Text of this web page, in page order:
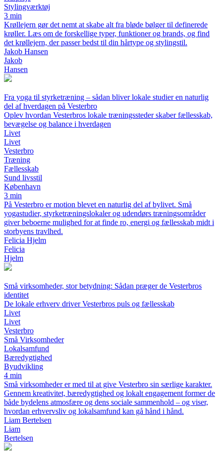
Stylingværktøj
3 min
Krøllejern gør det nemt at skabe alt fra bløde bølger til definerede
krøller. Læs om de forskellige typer, funktioner og brands, og find
det krøllejern, der passer bedst til din hårtype og stylingstil.
Jakob Hansen
Jakob
Hansen
Fra yoga til styrketræning – sådan bliver lokale studier en naturlig
del af hverdagen på Vesterbro
Oplev hvordan Vesterbros lokale træningssteder skaber fællesskab,
bevægelse og balance i hverdagen
Livet
Livet
Vesterbro
Træning
Fællesskab
Sund livsstil
København
3 min
På Vesterbro er motion blevet en naturlig del af bylivet. Små
yogastudier, styrketræningslokaler og udendørs træningsområder
giver beboerne mulighed for at finde ro, energi og fællesskab midt i
storbyens travlhed.
Felicia Hjelm
Felicia
Hjelm
Små virksomheder, stor betydning: Sådan præger de Vesterbros
identitet
De lokale erhverv driver Vesterbros puls og fællesskab
Livet
Livet
Vesterbro
Små Virksomheder
Lokalsamfund
Bæredygtighed
Byudvikling
4 min
Små virksomheder er med til at give Vesterbro sin særlige karakter.
Gennem kreativitet, bæredygtighed og lokalt engagement former de
både bydelens atmosfære og dens sociale sammenhold – og viser,
hvordan erhvervsliv og lokalsamfund kan gå hånd i hånd.
Liam Bertelsen
Liam
Bertelsen